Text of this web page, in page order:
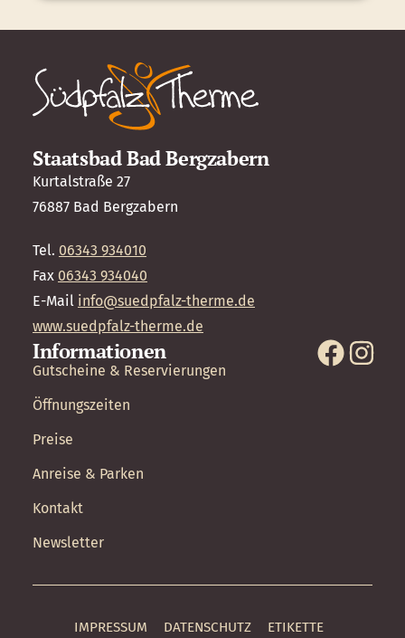
Staatsbad Bad Bergzabern
Kurtalstraße 27
76887 Bad Bergzabern
Tel. 06343 934010
Fax 06343 934040
E-Mail info@suedpfalz-therme.de
www.suedpfalz-therme.de
Informationen
Gutscheine & Reservierungen
Öffnungszeiten
Preise
Anreise & Parken
Kontakt
Newsletter
IMPRESSUM DATENSCHUTZ
ETIKETTE